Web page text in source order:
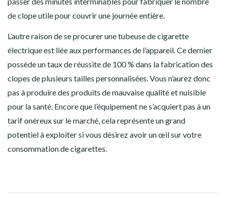
de clope utile pour couvrir une journée entière.
L’autre raison de se procurer une tubeuse de cigarette
électrique est liée aux performances de l’appareil. Ce dernier
possède un taux de réussite de 100 % dans la fabrication des
clopes de plusieurs tailles personnalisées. Vous n’aurez donc
pas à produire des produits de mauvaise qualité et nuisible
pour la santé. Encore que l’équipement ne s’acquiert pas à un
tarif onéreux sur le marché, cela représente un grand
potentiel à exploiter si vous désirez avoir un œil sur votre
consommation de cigarettes.